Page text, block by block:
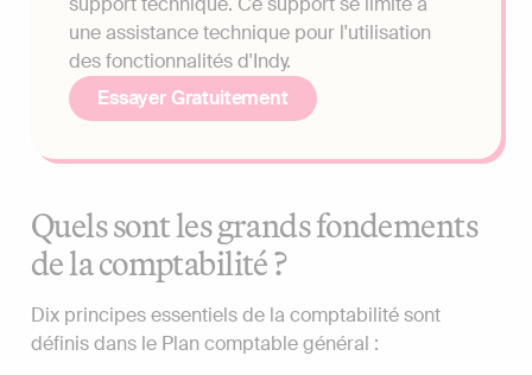
une assistance technique pour l'utilisation
des fonctionnalités d'Indy.
Essayer Gratuitement
Quels sont les grands fondements
de la comptabilité ?
Dix principes essentiels de la comptabilité sont
définis dans le Plan comptable général :